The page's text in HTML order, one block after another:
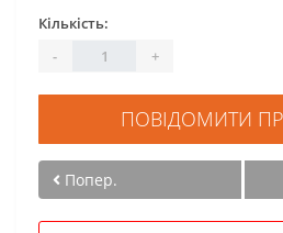
Кількість:
-
+
ПОВІДОМИТИ
Попер.